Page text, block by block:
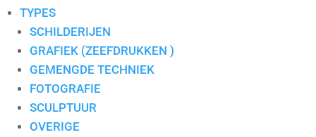
TYPES
SCHILDERIJEN
GRAFIEK (ZEEFDRUKKEN )
GEMENGDE TECHNIEK
FOTOGRAFIE
SCULPTUUR
OVERIGE
Ron van de Werf